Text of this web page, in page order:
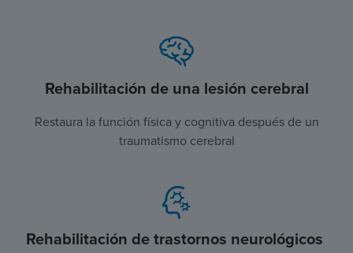
Rehabilitación de una lesión cerebral
Restaura la función física y cognitiva después de un
traumatismo cerebral
Rehabilitación de trastornos neurológicos